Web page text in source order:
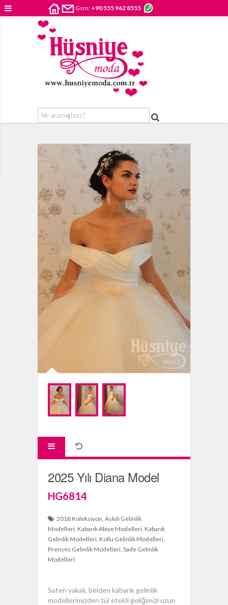
Gsm: +90 555 962 8555
2025 Yılı Diana Model
HG6814
2018 Koleksiyon Askılı Gelinlik
Modelleri Kabarık Abiye Modelleri Kabarık
Gelinlik Modelleri Kollu Gelinlik Modelleri
Prenses Gelinlik Modelleri Sade Gelinlik
Modelleri
Saten yakalı, belden kabarık gelinlik
modellerimizden tül etekli geliğimizi uzun